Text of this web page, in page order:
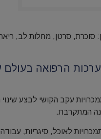
סוכרת, סרטן, מחלות לב,
הרפואה
5% מצליחים לצאת מהתמכרויות עקב
המתקרבת.
לאוכל, סיגריות,